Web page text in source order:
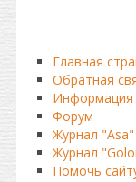
Главная
Обратная
Информация
Форум
Журнал "Asa"
Журнал
Помочь